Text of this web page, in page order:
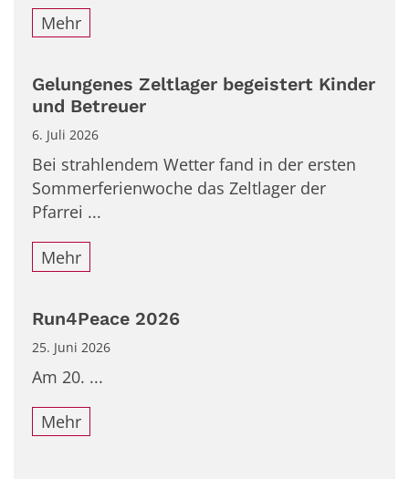
Mehr
Gelungenes Zeltlager begeistert Kinder
und Betreuer
6. Juli 2026
Bei strahlendem Wetter fand in der ersten
Sommerferienwoche das Zeltlager der
Pfarrei ...
Mehr
Run4Peace 2026
25. Juni 2026
Am 20. ...
Mehr